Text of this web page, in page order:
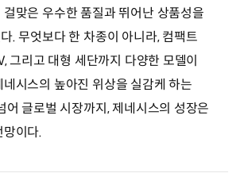
맞은 우수한 품질과 뛰어난 상품성을
. 무엇보다 한 차종이 아니라, 컴팩트
그리고 대형 세단까지 다양한 모델이
시스의 높아진 위상을 실감케 하는
어 글로벌 시장까지, 제네시스의 성장은
이다.